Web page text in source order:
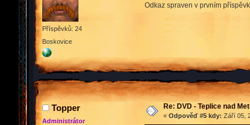
Příspěvků: 24
Boskovice
Odkaz spraven v prvním
Topper
Administrátor
Re: DVD - Teplice nad
« Odpověď #5 kdy: Září 05,